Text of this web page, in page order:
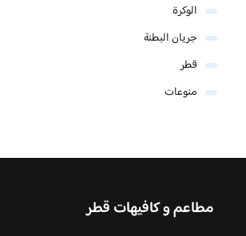
الوكرة
جريان البطنة
قطر
منوعات
مطاعم و كافيهات قطر